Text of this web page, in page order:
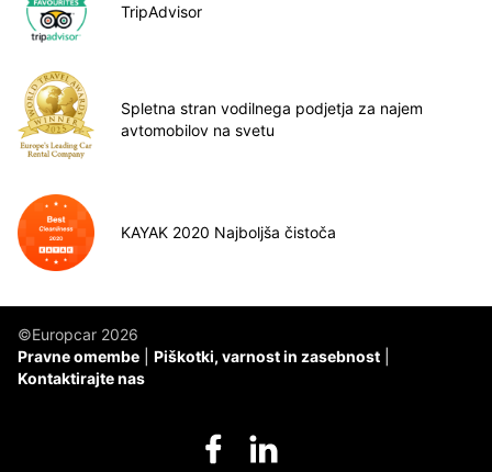
TripAdvisor
Spletna stran vodilnega podjetja za najem
avtomobilov na svetu
KAYAK 2020 Najboljša čistoča
©Europcar 2026
Pravne omembe
Piškotki, varnost in zasebnost
Kontaktirajte nas